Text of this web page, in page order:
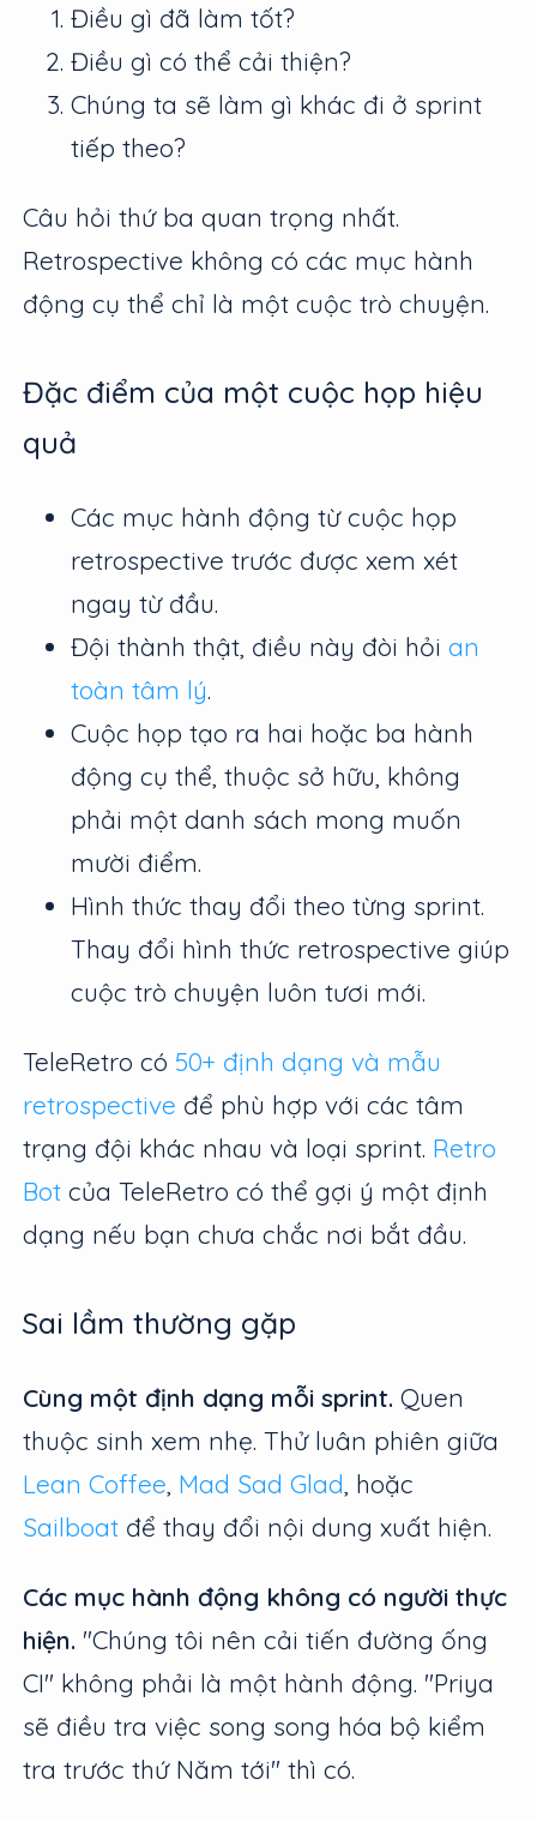
Điều gì đã làm tốt?
Điều gì có thể cải thiện?
Chúng ta sẽ làm gì khác đi ở sprint
tiếp theo?
Câu hỏi thứ ba quan trọng nhất.
Retrospective không có các mục hành
động cụ thể chỉ là một cuộc trò chuyện.
Đặc điểm của một cuộc họp hiệu
quả
Các mục hành động từ cuộc họp
retrospective trước được xem xét
ngay từ đầu.
Đội thành thật, điều này đòi hỏian
toàn tâm lý.
Cuộc họp tạo ra hai hoặc ba hành
động cụ thể, thuộc sở hữu, không
phải một danh sách mong muốn
mười điểm.
Hình thức thay đổi theo từng sprint.
Thay đổi hình thức retrospective giúp
cuộc trò chuyện luôn tươi mới.
TeleRetro có 50+ định dạng và mẫu
retrospective để phù hợp với các tâm
trạng đội khác nhau và loại sprint. Retro
Bot của TeleRetro có thể gợi ý một định
dạng nếu bạn chưa chắc nơi bắt đầu.
Sai lầm thường gặp
Cùng một định dạng mỗi sprint. Quen
thuộc sinh xem nhẹ. Thử luân phiên giữa
Lean Coffee Mad Sad Glad , hoặc
Sailboat để thay đổi nội dung xuất hiện.
Các mục hành động không có người thực
hiện. "Chúng tôi nên cải tiến đường ống
CI" không phải là một hành động. "Priya
sẽ điều tra việc song song hóa bộ kiểm
tra trước thứ Năm tới" thì có.